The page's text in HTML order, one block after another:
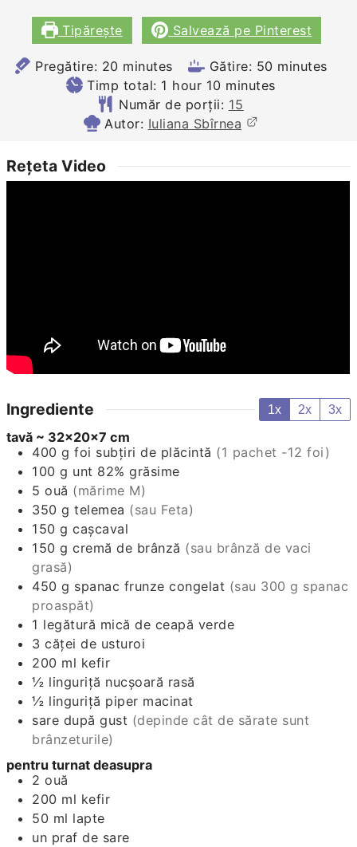
Tipărește Salvează pe Pinterest
Pregătire: 20minutes
minutes Gătire: 50minutes
minutes
Timp total: 1 hour
hour 10minutes
minutes
Număr de porții: 15
Autor: Iuliana Sbîrnea
Rețeta Video
Ingrediente 1x 2x 3x
tavă ~ 32x20x7 cm
400 g foi subțiri de plăcintă (1 pachet -12 foi)
100 g unt 82% grăsime
5 ouă (mărime M)
350 g telemea (sau Feta)
150 g cașcaval
150 g cremă de brânză (sau brânză de vaci
grasă)
450 g spanac frunze congelat (sau 300 g spanac
proaspăt)
1 legătură mică de ceapă verde
3 cățeide usturoi
200 ml kefir
½ linguriță nucșoară rasă
½ linguriță piper macinat
sare după gust (depinde cât de sărate sunt
brânzeturile)
pentru turnat deasupra
2 ouă
200 ml kefir
50 ml lapte
un praf de sare